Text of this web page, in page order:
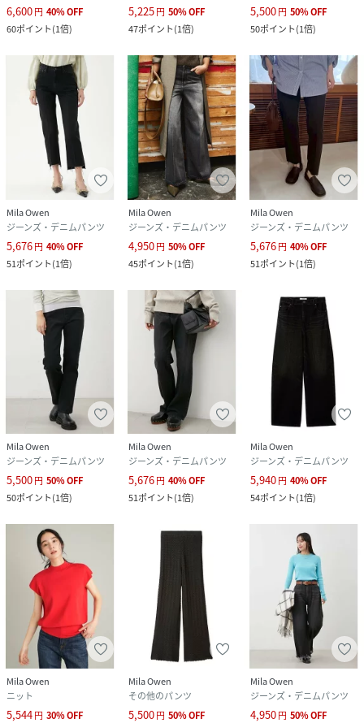
6,600円 40%OFF
60ポイント(1倍)
5,225円 50%OFF
47ポイント(1倍)
5,500円 50%OFF
50ポイント(1倍)
Mila Owen
ジーンズ・デニムパンツ
5,676円 40%OFF
51ポイント(1倍)
Mila Owen
ジーンズ・デニムパンツ
4,950円 50%OFF
45ポイント(1倍)
Mila Owen
ジーンズ・デニムパンツ
5,676円 40%OFF
51ポイント(1倍)
Mila Owen
ジーンズ・デニムパンツ
5,500円 50%OFF
50ポイント(1倍)
Mila Owen
ジーンズ・デニムパンツ
5,676円 40%OFF
51ポイント(1倍)
Mila Owen
ジーンズ・デニムパンツ
5,940円 40%OFF
54ポイント(1倍)
Mila Owen
ニット
5,544円 30%OFF
Mila Owen
その他のパンツ
5,500円 50%OFF
Mila Owen
ジーンズ・デニムパンツ
4,950円 50%OFF